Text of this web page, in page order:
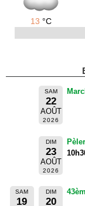
13 °C
SAM
22
AOÛT
2026
DIM
23
AOÛT
2026
SAM
19
DIM
20